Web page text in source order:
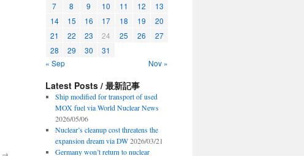
→
7
8 9 10 11 12
13
14
15 16 17 18 19
20
21
22 23 24 25 26
27
28
29 30
31
« Sep
Nov »
Latest Posts / 最新記事
Ship modified for transport of used
MOX fuel via World Nuclear News
2026/05/06
Nuclear’s cleanup cost threatens the
expansion dream via DW 2026/03/21
Germany won’t return to nuclear